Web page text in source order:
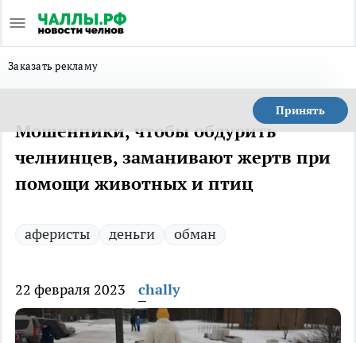
Заказать рекламу
Принять
Мошенники, чтобы обдурить
челнинцев, заманивают жертв при
помощи животных и птиц
аферисты деньги обман
22 февраля 2023 chally